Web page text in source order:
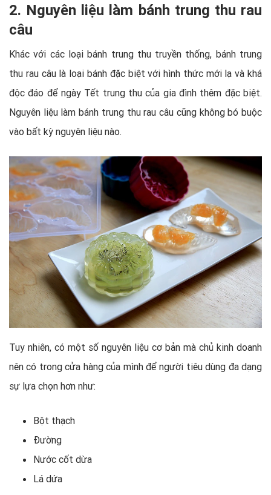
2. Nguyên liệu làm bánh trung thu rau
câu
Khác với các loại bánh trung thu truyền thống, bánh trung
thu rau câu là loại bánh đặc biệt với hình thức mới lạ và khá
độc đáo để ngày Tết trung thu của gia đình thêm đặc biệt.
Nguyên liệu làm bánh trung thu rau câu cũng không bó buộc
vào bất kỳ nguyên liệu nào.
Tuy nhiên, có một số nguyên liệu cơ bản mà chủ kinh doanh
nên có trong cửa hàng của mình để người tiêu dùng đa dạng
sự lựa chọn hơn như:
Bột thạch
Đường
Nước cốt dừa
Lá dứa